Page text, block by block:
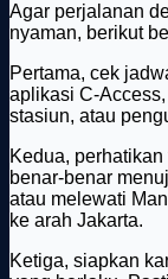
Agar perjalanan
nyaman, berikut
Pertama, cek
aplikasi C-
stasiun, atau
Kedua,
benar-benar
atau melewati
ke arah Jakarta.
Ketiga, siapkan